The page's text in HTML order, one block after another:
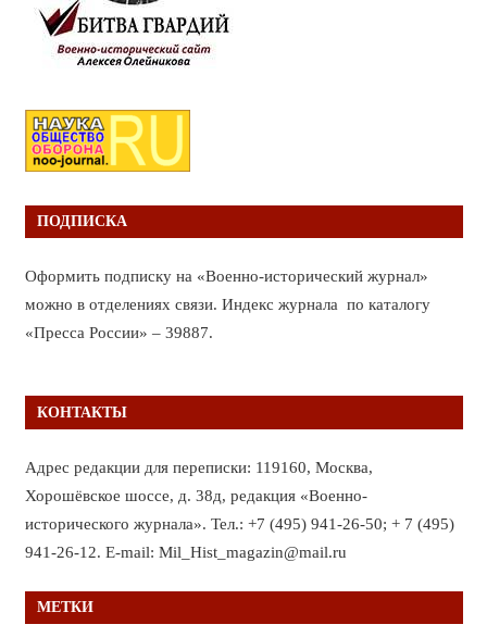
ПОДПИСКА
Оформить подписку на «Военно-исторический журнал»
можно в отделениях связи. Индекс журнала по каталогу
«Пресса России» – 39887.
КОНТАКТЫ
Адрес редакции для переписки: 119160, Москва,
Хорошёвское шоссе, д. 38д, редакция «Военно-
исторического журнала». Тел.: +7 (495) 941-26-50; + 7 (495)
941-26-12. E-mail: Mil_Hist_magazin@mail.ru
МЕТКИ